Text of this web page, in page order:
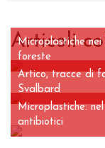
Articoli
Microplastiche
foreste
Artico, tracce di
Svalbard
Microplastiche:
antibiotici